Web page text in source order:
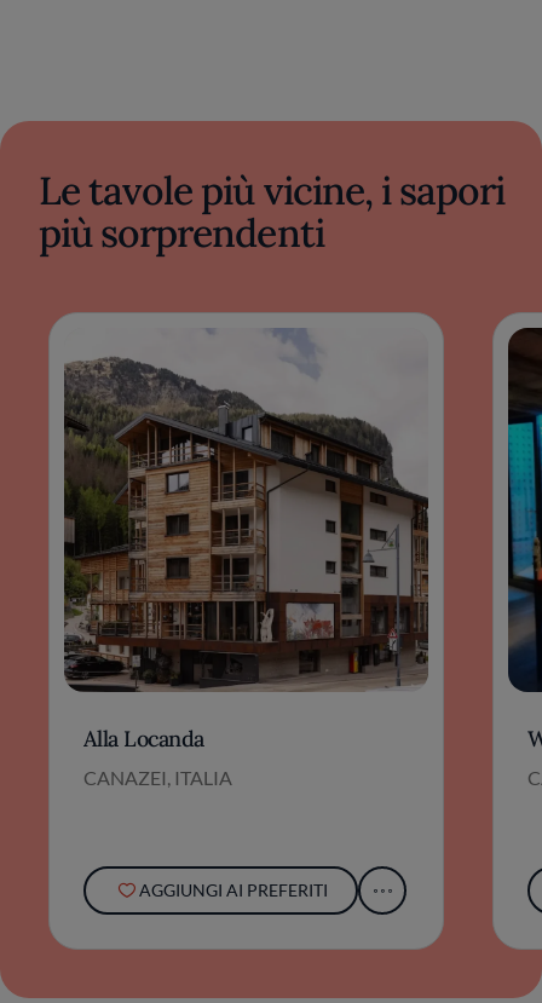
Le tavole più vicine, i sapori
più sorprendenti
Alla Locanda
CANAZEI, ITALIA
AGGIUNGI AI PREFERITI